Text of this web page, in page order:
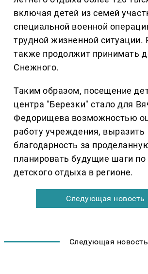
включая детей из семей
специальной военной
трудной жизненной ситуации.
также продолжит принимать
Снежного.
Таким образом, посещение
центра "Березки" стало для
Федорищева возможностью
работу учреждения, выразить
благодарность за
планировать будущие шаги
детского отдыха в регионе.
Следующая новость
Следующая новость